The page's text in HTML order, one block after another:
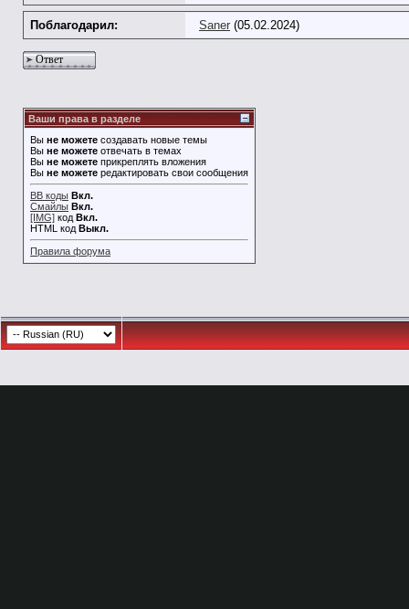
Поблагодарил: Saner (05.02.2024)
Ответ
Ваши права в разделе
Вы не можете создавать новые темы
Вы не можете отвечать в темах
Вы не можете прикреплять вложения
Вы не можете редактировать свои сообщения
BB коды Вкл.
Смайлы Вкл.
[IMG] код Вкл.
HTML код Выкл.
Правила форума